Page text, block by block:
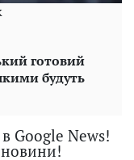
готовий
будуть
Google News!
новини!